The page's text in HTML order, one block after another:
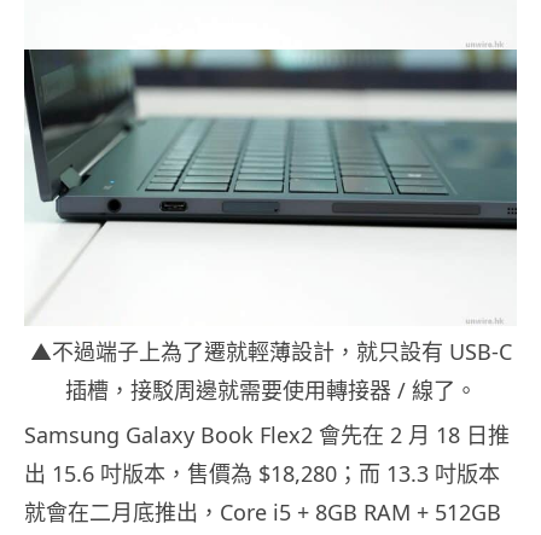
▲不過端子上為了遷就輕薄設計，就只設有 USB-C
插槽，接駁周邊就需要使用轉接器 / 線了。
Samsung Galaxy Book Flex2 會先在 2 月 18 日推
出 15.6 吋版本，售價為 $18,280；而 13.3 吋版本
就會在二月底推出，Core i5 + 8GB RAM + 512GB